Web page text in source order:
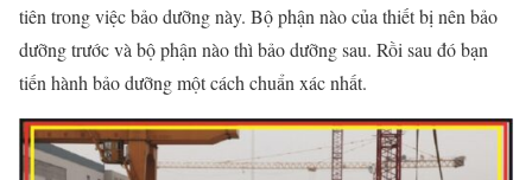
tiên trong việc bảo dưỡng này. Bộ phận nào của thiết bị nên bảo
dưỡng trước và bộ phận nào thì bảo dưỡng sau. Rồi sau đó bạn
tiến hành bảo dưỡng một cách chuẩn xác nhất.